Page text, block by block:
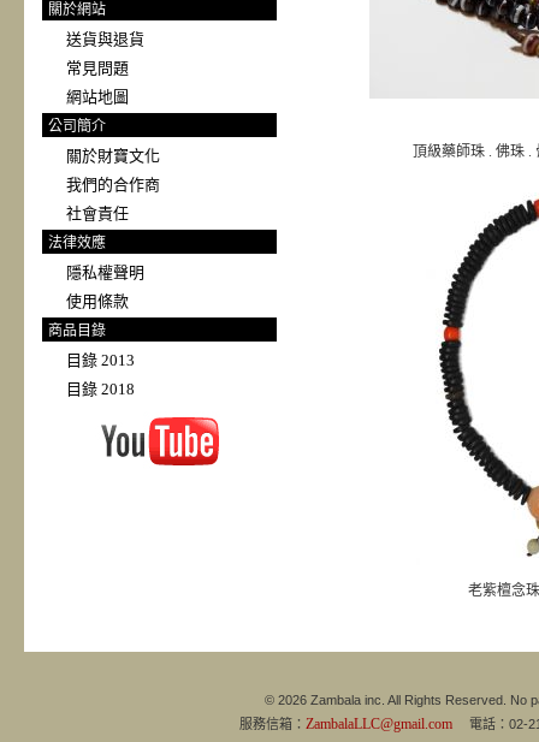
關於網站
送貨與退貨
常見問題
網站地圖
公司簡介
關於財寶文化
我們的合作商
社會責任
法律效應
隱私權聲明
使用條款
商品目錄
目錄 2013
目錄 2018
頂級藥師珠 . 佛珠 .
老紫檀念珠
© 2026 Zambala inc. All Rights Reserved. No
服務信箱： ZambalaLLC@gmail.com 電話：02-